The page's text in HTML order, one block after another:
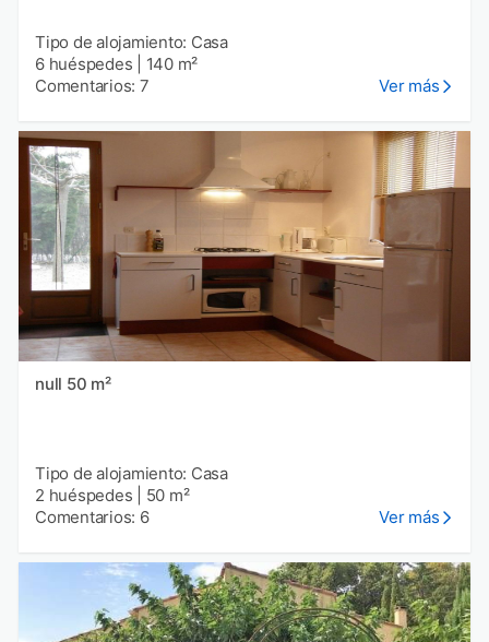
Tipo de alojamiento: Casa
6 huéspedes
140 m²
Comentarios: 7
Ver más
null 50 m²
Tipo de alojamiento: Casa
2 huéspedes
50 m²
Comentarios: 6
Ver más